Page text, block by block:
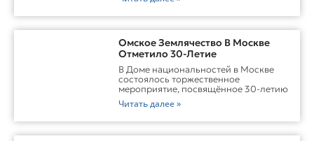
Омское Землячество В Москве
Отметило 30-Летие
В Доме национальностей в Москве
состоялось торжественное
мероприятие, посвящённое 30-летию
Читать далее »